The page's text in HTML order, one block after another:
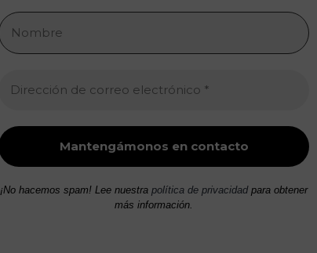
¡No hacemos spam! Lee nuestra política de privacidadpara obtener
más información.